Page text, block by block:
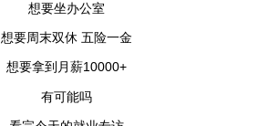
想要坐办公室
想要周末双休 五险一金
想要拿到月薪10000+
有可能吗